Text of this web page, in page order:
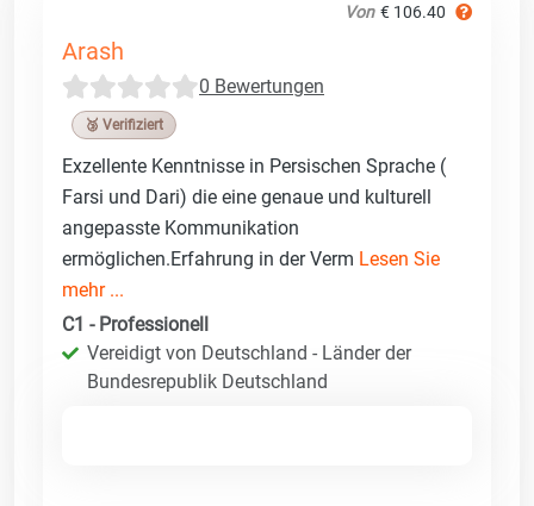
Von € 106.40
Arash
0 Bewertungen
🥉 Verifiziert
Exzellente Kenntnisse in Persischen Sprache (
Farsi und Dari) die eine genaue und kulturell
angepasste Kommunikation
ermöglichen.Erfahrung in der Verm Lesen Sie
mehr ...
C1 - Professionell
Vereidigt von Deutschland - Länder der
Bundesrepublik Deutschland